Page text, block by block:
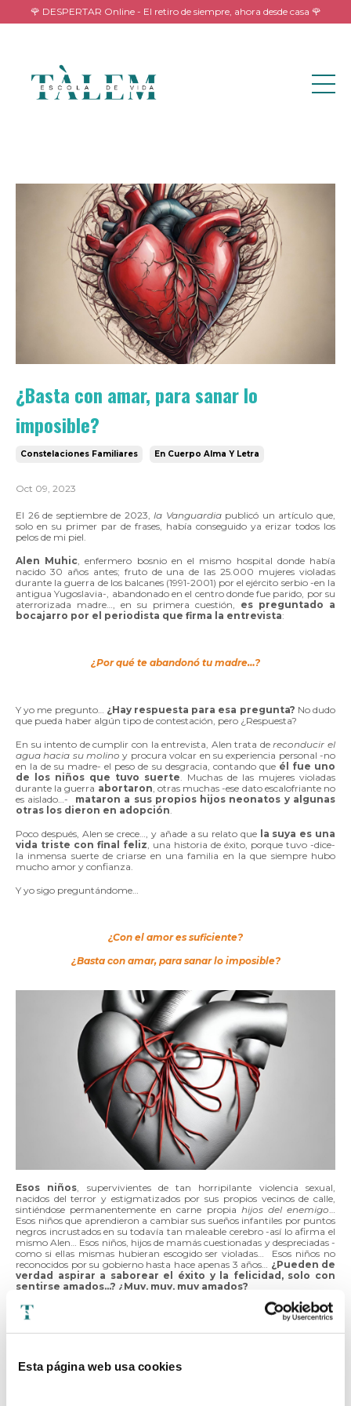
Esta página web usa cookies
🌹 DESPERTAR Online - El retiro de siempre, ahora desde casa 🌹
¿Basta con amar, para sanar lo
imposible?
Constelaciones Familiares En Cuerpo Alma Y Letra
Oct 09, 2023
El 26 de septiembre de 2023, la Vanguardiapublicó un artículo que,
solo en su primer par de frases, había conseguido ya erizar todos los
pelos de mi piel.
Alen Muhic , enfermero bosnio en el mismo hospital donde había
nacido 30 años antes; fruto de una de las 25.000 mujeres violadas
durante la guerra de los balcanes (1991-2001) por el ejército serbio -en la
antigua Yugoslavia-, abandonado en el centro donde fue parido, por su
aterrorizada madre…, en su primera cuestión, es preguntado a
bocajarro por el periodista que firma la entrevista:
¿Por qué te abandonó tu madre…?
Y yo me pregunto… ¿Hay respuesta para esa pregunta? No dudo
que pueda haber algún tipo de contestación, pero ¿Respuesta?
En su intento de cumplir con la entrevista, Alen trata de reconducir el
agua hacia su molino y procura volcar en su experiencia personal -no
en la de su madre- el peso de su desgracia, contando que él fue uno
de los niños que tuvo suerte . Muchas de las mujeres violadas
durante la guerra abortaron , otras muchas -ese dato escalofriante no
es aislado…- mataron a sus propios hijos neonatos y algunas
otras los dieron en adopción
Poco después, Alen se crece…, y añade a su relato que la suya es una
vida triste con final feliz , una historia de éxito, porque tuvo -dice-
la inmensa suerte de criarse en una familia en la que siempre hubo
mucho amor y confianza.
Y yo sigo preguntándome…
¿Con el amor es suficiente?
¿Basta con amar, para sanar lo imposible?
Esos niños, supervivientes de tan horripilante violencia sexual,
nacidos del terror y estigmatizados por sus propios vecinos de calle,
sintiéndose permanentemente en carne propia hijos del enemigo…
Esos niños que aprendieron a cambiar sus sueños infantiles por puntos
negros incrustados en su todavía tan maleable cerebro -así lo afirma el
mismo Alen… Esos niños, hijos de mamás cuestionadas y despreciadas -
como si ellas mismas hubieran escogido ser violadas… Esos niños no
reconocidos por su gobierno hasta hace apenas 3 años… ¿Pueden de
verdad aspirar a saborear el éxito y la felicidad, solo con
sentirse amados…? ¿Muy, muy, muy amados?
La respuesta es: